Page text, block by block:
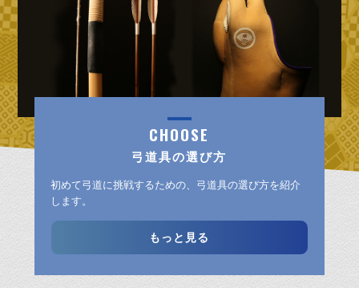
CHOOSE
弓道具の選び方
初めて弓道に挑戦するための、弓道具の選び方を紹介
します。
もっと見る